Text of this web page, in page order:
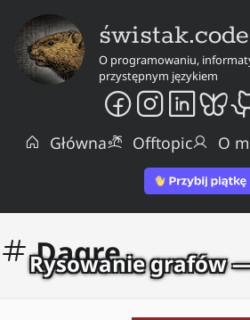
O programowaniu,
przystępnym językiem
Główna Offtopic O
Dagre
Rysowanie grafów